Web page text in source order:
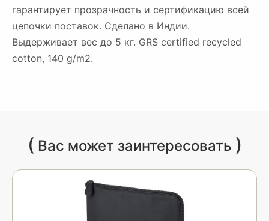
гарантирует прозрачность и сертификацию всей
цепочки поставок. Сделано в Индии.
Выдерживает вес до 5 кг. GRS certified recycled
cotton, 140 g/m2.
( Вас может заинтересовать )